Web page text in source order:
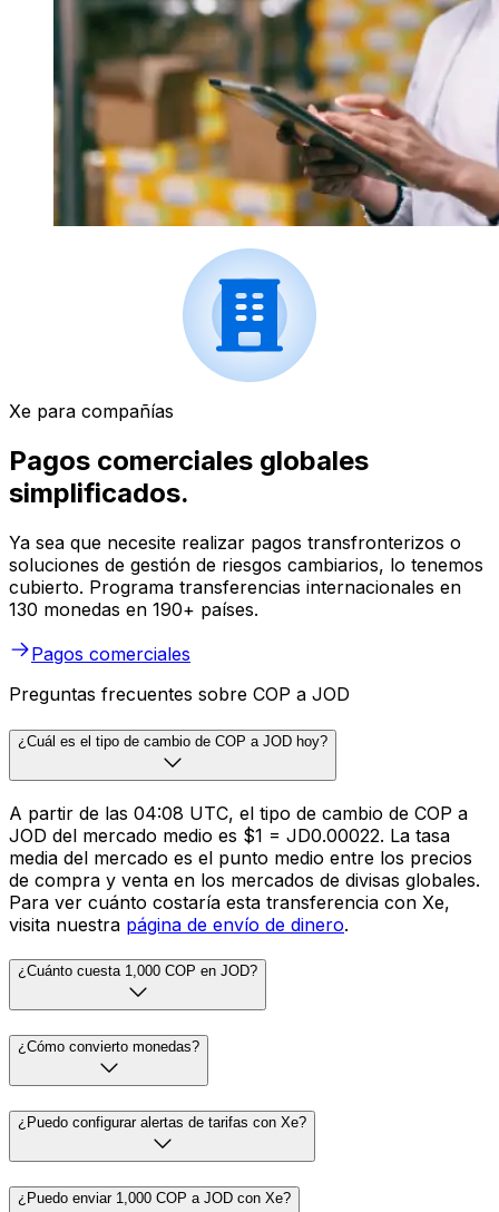
Xe para compañías
Pagos comerciales globales
simplificados.
Ya sea que necesite realizar pagos transfronterizos o
soluciones de gestión de riesgos cambiarios, lo tenemos
cubierto. Programa transferencias internacionales en
130 monedas en 190+ países.
Pagos comerciales
Preguntas frecuentes sobre COP a JOD
¿Cuál es el tipo de cambio de COP a JOD hoy?
A partir de las 04:08 UTC, el tipo de cambio de COP a
JOD del mercado medio es $1 = JD0.00022. La tasa
media del mercado es el punto medio entre los precios
de compra y venta en los mercados de divisas globales.
Para ver cuánto costaría esta transferencia con Xe,
visita nuestra página de envío de dinero.
¿Cuánto cuesta 1,000 COP en JOD?
¿Cómo convierto monedas?
¿Puedo configurar alertas de tarifas con Xe?
¿Puedo enviar 1,000 COP a JOD con Xe?